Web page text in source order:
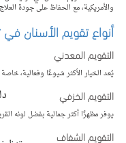
والأمريكية، مع الحفاظ على جودة
أنواع تقويم الأسنان في
التقويم المعدني
يُعد الخيار الأكثر شيوعًا وفعالية،
التقويم الخزفي
يوفر مظهرًا أكثر جمالية بفضل لونه
التقويم الشفاف